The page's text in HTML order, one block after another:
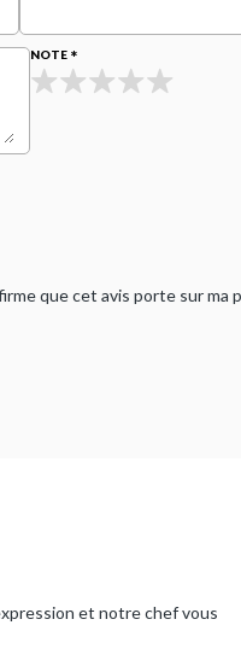
NOTE
que cet avis porte sur ma
et notre chef vous